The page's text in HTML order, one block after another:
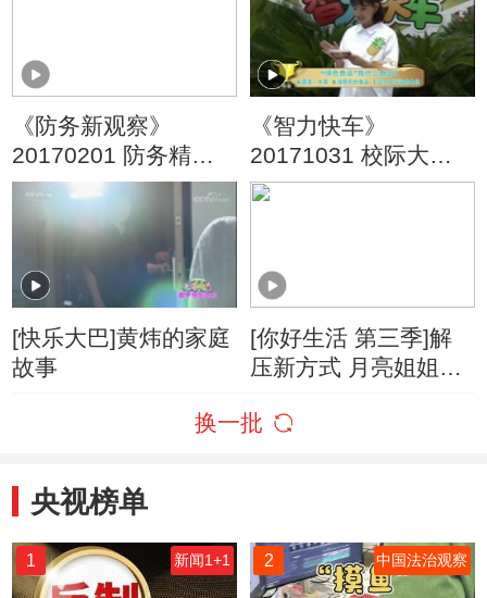
《防务新观察》
20170201 防务精
英：中国猎人
《智力快车》
20171031 校际大比
拼
[快乐大巴]黄炜的家庭
故事
[你好生活 第三季]解
压新方式 月亮姐姐、
换一批
央视榜单
1 新闻1+1 2 中国法治观察